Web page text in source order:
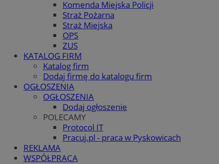
Komenda Miejska Policji
Straż Pożarna
Straż Miejska
OPS
ZUS
KATALOG FIRM
Katalog firm
Dodaj firmę do katalogu firm
OGŁOSZENIA
OGŁOSZENIA
Dodaj ogłoszenie
POLECAMY
Protocol IT
Pracuj.pl - praca w Pyskowicach
REKLAMA
WSPÓŁPRACA